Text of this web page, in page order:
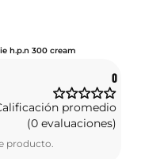
h.p.n 300 cream
0
promedio
(0 evaluaciones)
producto.